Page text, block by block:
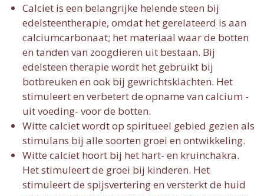
Calciet is een belangrijke helende steen bij
edelsteentherapie, omdat het gerelateerd is aan
calciumcarbonaat; het materiaal waar de botten
en tanden van zoogdieren uit bestaan. Bij
edelsteen therapie wordt het gebruikt bij
botbreuken en ook bij gewrichtsklachten. Het
stimuleert en verbetert de opname van calcium -
uit voeding- voor de botten.
Witte calciet wordt op spiritueel gebied gezien als
stimulans bij alle soorten groei en ontwikkeling.
Witte calciet hoort bij het hart- en kruinchakra.
Het stimuleert de groei bij kinderen. Het
stimuleert de spijsvertering en versterkt de huid